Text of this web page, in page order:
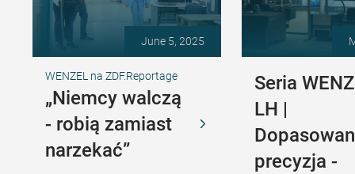
June 5, 2025
WENZEL na ZDF.Reportage
„Niemcy walczą
- robią zamiast
narzekać”
Seria
LH |
precyzja -